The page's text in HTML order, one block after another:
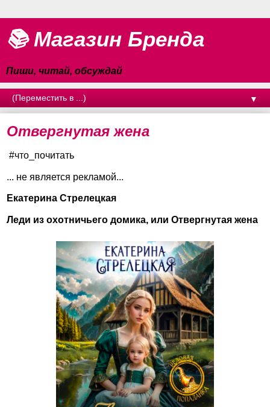
📚 Магазин Бренда
Пиши, читай, обсуждай
▼
Отвергнутая жена
#что_почитать
... не является рекламой...
Екатерина Стрелецкая
Леди из охотничьего домика, или Отвергнутая жена